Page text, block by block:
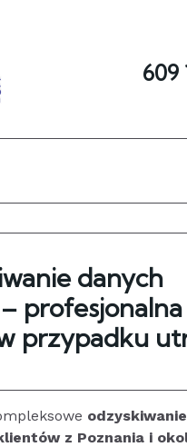
609
danych
profesjonalna
przypadku
odzyskiwanie
z Poznania i